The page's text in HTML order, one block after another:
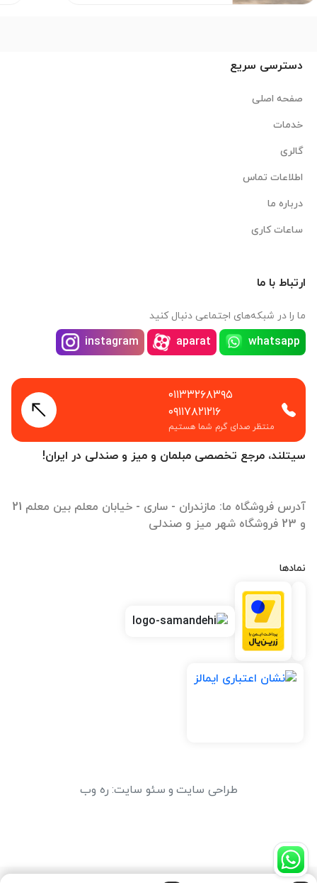
سیتلند، مرجع تخصصی مبلمان و میز و صندلی در ایران!
آدرس فروشگاه ما: مازندران - ساری - خیابان معلم بین معلم 21
و 23 فروشگاه شهر میز و صندلی
نمادها
دسترسی سریع
صفحه اصلی
خدمات
گالری
اطلاعات تماس
درباره ما
ساعات کاری
ارتباط با ما
ما را در شبکه‌های اجتماعی دنبال کنید
whatsapp
aparat
instagram
۰۱۱۳۳۲۶۸۳۹۵
۰۹۱۱۷۸۲۱۲۱۶
منتظر صدای گرم شما هستیم
طراحی سایت و سئو سایت: ره وب